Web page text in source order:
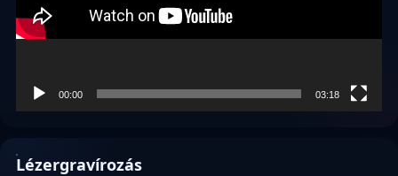
00:00 03:18
Lézergravírozás